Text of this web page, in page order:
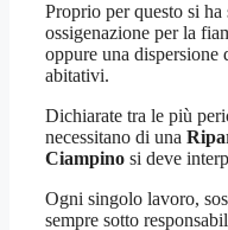
Proprio per questo si ha
ossigenazione per la
oppure una
abitativi.
Dichiarate tra le più
necessitano di una
Ciampino si deve
Ogni singolo lavoro,
sempre sotto